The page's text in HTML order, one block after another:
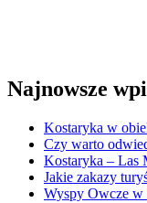
Najnowsze
Kostaryka w
Czy warto
Kostaryka – Las
Jakie zakazy
Wyspy Owcze